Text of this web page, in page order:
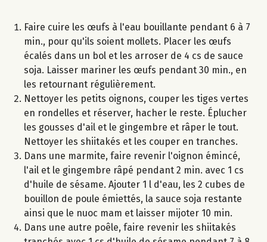
Faire cuire les œufs à l'eau bouillante pendant 6 à 7
min., pour qu'ils soient mollets. Placer les œufs
écalés dans un bol et les arroser de 4 cs de sauce
soja. Laisser mariner les œufs pendant 30 min., en
les retournant régulièrement.
Nettoyer les petits oignons, couper les tiges vertes
en rondelles et réserver, hacher le reste. Éplucher
les gousses d'ail et le gingembre et râper le tout.
Nettoyer les shiitakés et les couper en tranches.
Dans une marmite, faire revenir l'oignon émincé,
l'ail et le gingembre râpé pendant 2 min. avec 1 cs
d'huile de sésame. Ajouter 1 l d'eau, les 2 cubes de
bouillon de poule émiettés, la sauce soja restante
ainsi que le nuoc mam et laisser mijoter 10 min.
Dans une autre poêle, faire revenir les shiitakés